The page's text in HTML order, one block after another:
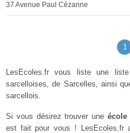
37 Avenue Paul Cézanne
1
LesEcoles.fr vous liste une
sarcelloises, de Sarcelles, ainsi
sarcellois.
Si vous désirez trouver une école
est fait pour vous ! LesEcoles.fr